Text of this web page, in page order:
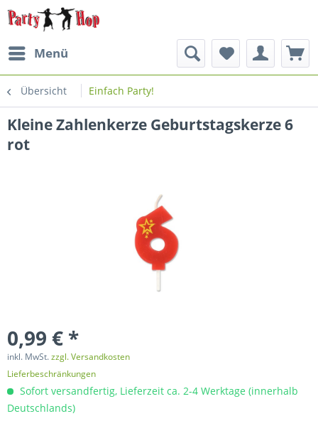
Menü
Übersicht Einfach Party!
Kleine Zahlenkerze Geburtstagskerze 6
rot
0,99 € *
inkl. MwSt.zzgl. Versandkosten
Lieferbeschränkungen
Sofort versandfertig, Lieferzeit ca. 2-4 Werktage (innerhalb
Deutschlands)